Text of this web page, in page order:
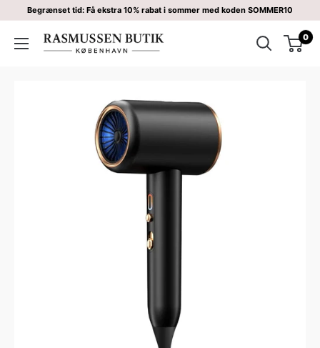
Begrænset tid: Få ekstra 10% rabat i sommer med koden SOMMER10
0